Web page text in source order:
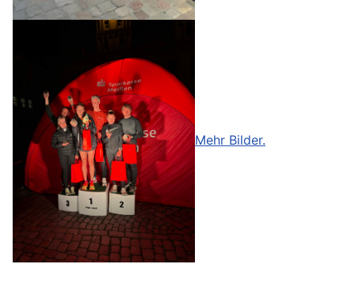
Mehr Bilder.